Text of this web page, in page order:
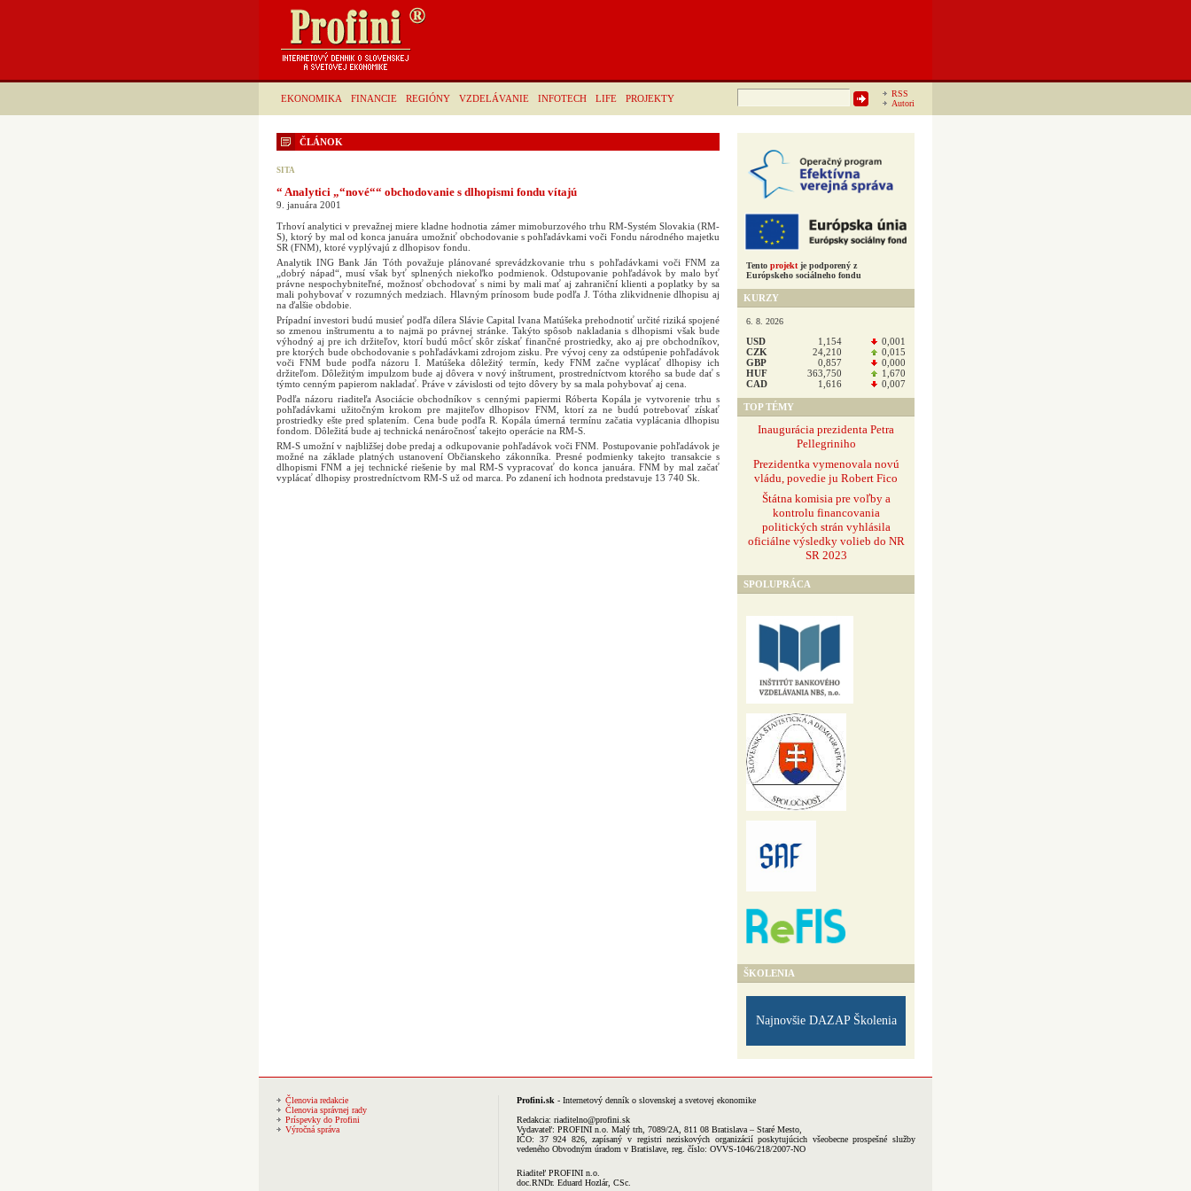
EKONOMIKA FINANCIE REGIÓNY VZDELÁVANIE INFOTECH LIFE PROJEKTY
RSS
Autori
Hľadať:
ČLÁNOK
SITA
“ Analytici „“nové““ obchodovanie s dlhopismi fondu vítajú
9. januára 2001
Trhoví analytici v prevažnej miere kladne hodnotia zámer mimoburzového trhu RM-Systém Slovakia (RM-
S), ktorý by mal od konca januára umožniť obchodovanie s pohľadávkami voči Fondu národného majetku
SR (FNM), ktoré vyplývajú z dlhopisov fondu.
Analytik ING Bank Ján Tóth považuje plánované sprevádzkovanie trhu s pohľadávkami voči FNM za
„dobrý nápad“, musí však byť splnených niekoľko podmienok. Odstupovanie pohľadávok by malo byť
právne nespochybniteľné, možnosť obchodovať s nimi by mali mať aj zahraniční klienti a poplatky by sa
mali pohybovať v rozumných medziach. Hlavným prínosom bude podľa J. Tótha zlikvidnenie dlhopisu aj
na ďalšie obdobie.
Prípadní investori budú musieť podľa dílera Slávie Capital Ivana Matúšeka prehodnotiť určité riziká spojené
so zmenou inštrumentu a to najmä po právnej stránke. Takýto spôsob nakladania s dlhopismi však bude
výhodný aj pre ich držiteľov, ktorí budú môcť skôr získať finančné prostriedky, ako aj pre obchodníkov,
pre ktorých bude obchodovanie s pohľadávkami zdrojom zisku. Pre vývoj ceny za odstúpenie pohľadávok
voči FNM bude podľa názoru I. Matúšeka dôležitý termín, kedy FNM začne vyplácať dlhopisy ich
držiteľom. Dôležitým impulzom bude aj dôvera v nový inštrument, prostredníctvom ktorého sa bude dať s
týmto cenným papierom nakladať. Práve v závislosti od tejto dôvery by sa mala pohybovať aj cena.
Podľa názoru riaditeľa Asociácie obchodníkov s cennými papiermi Róberta Kopála je vytvorenie trhu s
pohľadávkami užitočným krokom pre majiteľov dlhopisov FNM, ktorí za ne budú potrebovať získať
prostriedky ešte pred splatením. Cena bude podľa R. Kopála úmerná termínu začatia vyplácania dlhopisu
fondom. Dôležitá bude aj technická nenáročnosť takejto operácie na RM-S.
RM-S umožní v najbližšej dobe predaj a odkupovanie pohľadávok voči FNM. Postupovanie pohľadávok je
možné na základe platných ustanovení Občianskeho zákonníka. Presné podmienky takejto transakcie s
dlhopismi FNM a jej technické riešenie by mal RM-S vypracovať do konca januára. FNM by mal začať
vyplácať dlhopisy prostredníctvom RM-S už od marca. Po zdanení ich hodnota predstavuje 13 740 Sk.
Tento projekt je podporený z
Európskeho sociálneho fondu
KURZY
6. 8. 2026
USD 1,154
0,001
CZK
24,210
0,015
GBP
0,857
0,000
HUF
363,750
1,670
CAD
1,616 0,007
TOP TÉMY
Inaugurácia prezidenta Petra
Pellegriniho
Prezidentka vymenovala novú
vládu, povedie ju Robert Fico
Štátna komisia pre voľby a
kontrolu financovania
politických strán vyhlásila
oficiálne výsledky volieb do NR
SR 2023
SPOLUPRÁCA
ŠKOLENIA
Najnovšie DAZAP Školenia
Členovia redakcie
Členovia správnej rady
Príspevky do Profini
Výročná správa
Profini.sk - Internetový denník o slovenskej a svetovej ekonomike
Redakcia: riaditelno@profini.sk
Vydavateľ: PROFINI n.o. Malý trh, 7089/2A, 811 08 Bratislava – Staré Mesto,
IČO: 37 924 826, zapísaný v registri neziskových organizácií poskytujúcich všeobecne prospešné služby
vedeného Obvodným úradom v Bratislave, reg. číslo: OVVS-1046/218/2007-NO
Riaditeľ PROFINI n.o.
doc.RNDr. Eduard Hozlár, CSc.